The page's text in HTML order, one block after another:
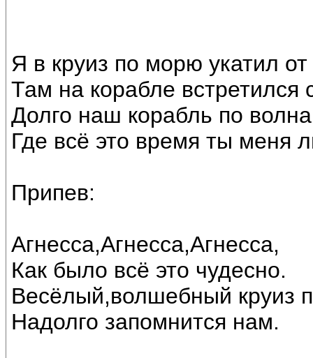
Я в круиз по морю укатил от
Там на корабле встретился
Долго наш корабль по
Где всё это время ты меня
Припев:
Агнесса,Агнесса,Агнесса,
Как было всё это чудесно.
Весёлый,волшебный круиз
Надолго запомнится нам.